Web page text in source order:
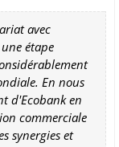
avec
étape
En nous
d'Ecobank en
commerciale
synergies et